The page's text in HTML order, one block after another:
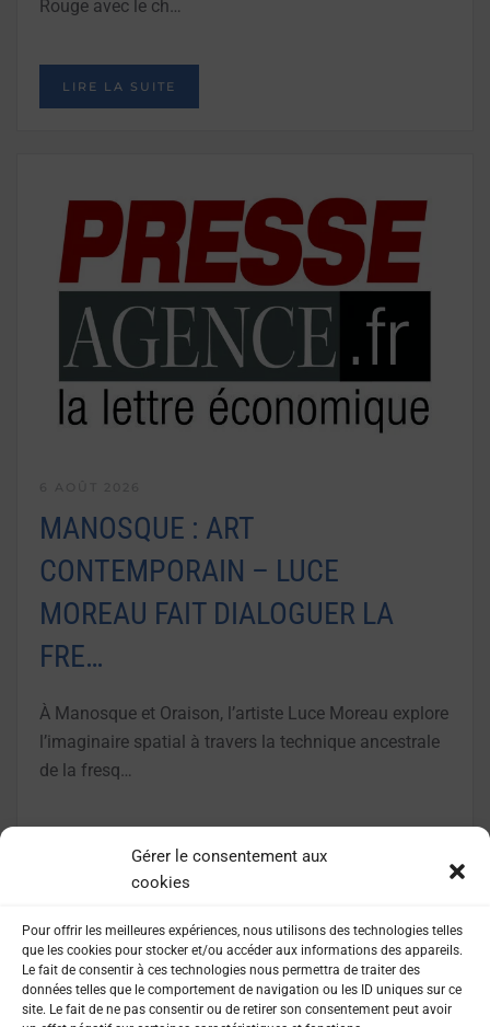
Gérer le consentement aux
cookies
Pour offrir les meilleures expériences, nous utilisons des technologies telles
que les cookies pour stocker et/ou accéder aux informations des appareils.
Le fait de consentir à ces technologies nous permettra de traiter des
données telles que le comportement de navigation ou les ID uniques sur ce
site. Le fait de ne pas consentir ou de retirer son consentement peut avoir
Rouge avec le ch…
LIRE LA SUITE
MANOSQUE : ART
CONTEMPORAIN – LUCE
MOREAU FAIT DIALOGUER LA
FRE…
À Manosque et Oraison, l’artiste Luce Moreau explore
l’imaginaire spatial à travers la technique ancestrale
de la fresq…
LIRE LA SUITE